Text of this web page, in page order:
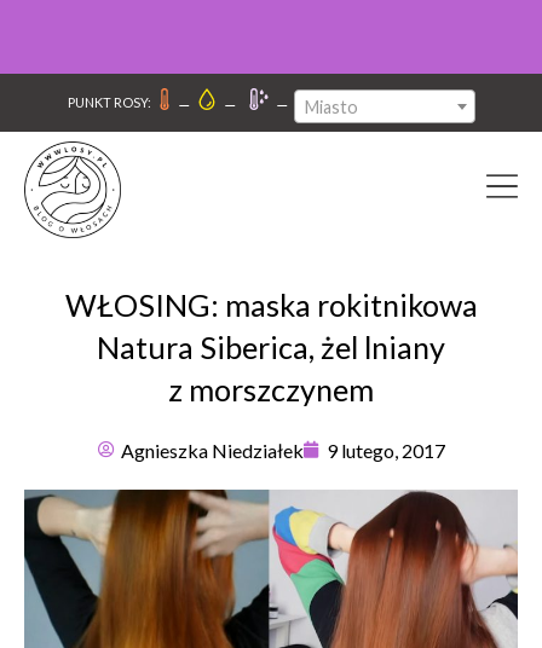
PUNKT ROSY: – – – Miasto
WŁOSING: maska rokitnikowa
Natura Siberica, żel lniany
z morszczynem
Agnieszka Niedziałek 9 lutego, 2017